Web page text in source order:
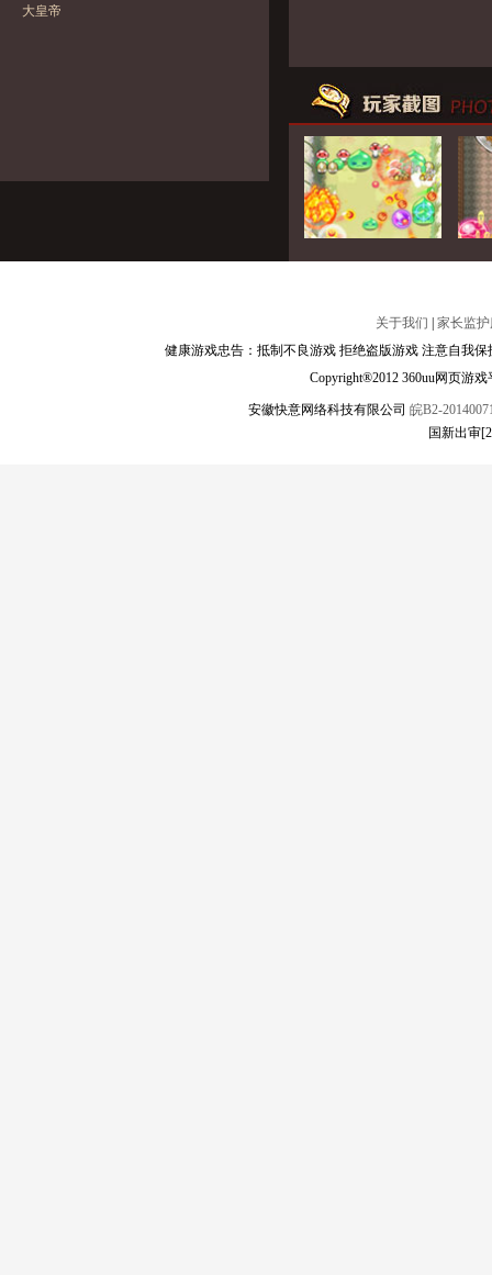
大皇帝
关于我们
家长监
健康游戏忠告：抵制不良游戏 拒绝盗版游戏 注意自我
Copyright®2012 360uu网页游
安徽快意网络科技有限公司 皖B2-
国新出审